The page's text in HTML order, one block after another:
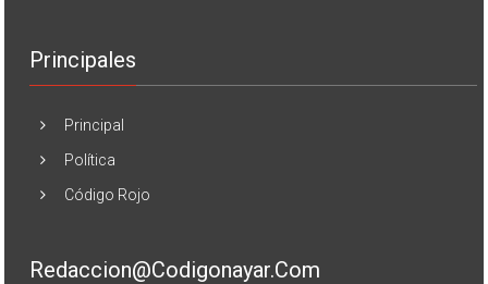
Principales
Principal
Política
Código Rojo
Redaccion@codigonayar.com